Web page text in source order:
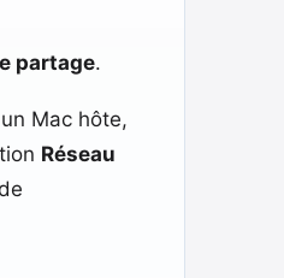
partage.
Mac hôte,
Réseau